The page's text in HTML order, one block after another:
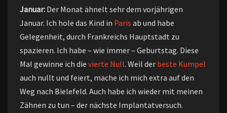
Januar: Der Monat ähnelt sehr dem vorjährigen
Januar. Ich hole das Kind in Paris ab und habe
Gelegenheit, durch Frankreichs Hauptstadt zu
spazieren. Ich habe – wie immer – Geburtstag. Diese
Mal gewinne ich die vierte Null. Weil der beste Kumpel
auch nullt und feiert, mache ich mich extra auf den
Weg nach Bielefeld. Auch habe ich wieder mit meinen
Zähnen zu tun – der nächste Implantatversuch.